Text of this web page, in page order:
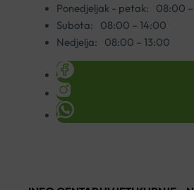
Ponedjeljak - petak:
08:00
Subota:
08:00 – 14:00
Nedjelja:
08:00 – 13:00